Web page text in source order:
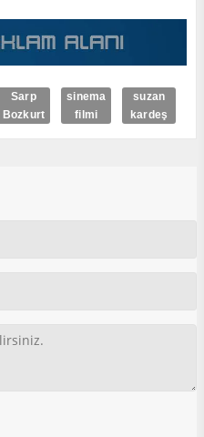
Sarp
Bozkurt
sinema
filmi
suzan
kardeş